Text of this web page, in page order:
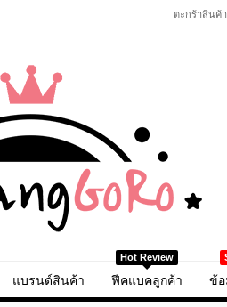
ตะกร้าสินค้า
แบรนด์สินค้า
Hot Review
ฟีคแบคลูกค้า ข้อ